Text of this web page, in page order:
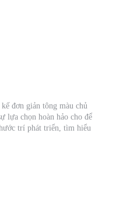
đơn giản tông màu chủ
lựa chọn hoàn hảo cho để
trí phát triển, tìm hiểu